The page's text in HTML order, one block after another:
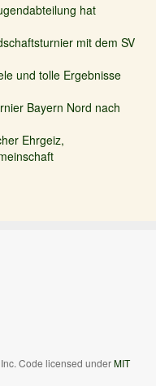
hat
mit dem SV
und tolle Ergebnisse
Bayern Nord nach
Ehrgeiz,
Code licensed underMIT